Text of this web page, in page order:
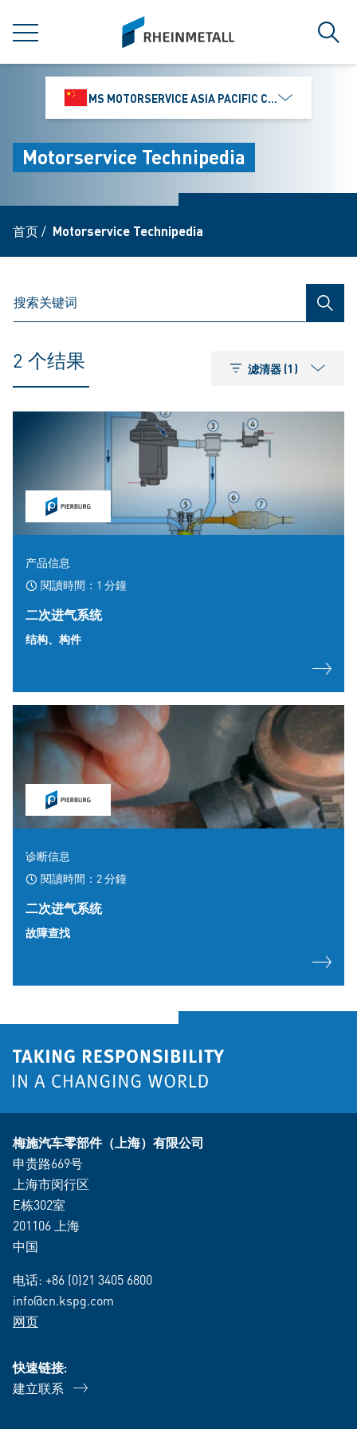
菜单
siteLogo
搜索
MS MOTORSERVICE ASIA PACIFIC CO., LTD.
Motorservice Technipedia
首页/ Motorservice Technipedia
搜索
2 个结果 滤清器 (1)
产品信息
閱讀時間：1 分鐘
二次进气系统
结构、构件
诊断信息
閱讀時間：2 分鐘
二次进气系统
故障查找
梅施汽车零部件（上海）有限公司
申贵路669号
上海市闵行区
E栋302室
201106 上海
中国
电话: +86 (0)21 3405 6800
info@cn.kspg.com
网页
快速链接:
建立联系